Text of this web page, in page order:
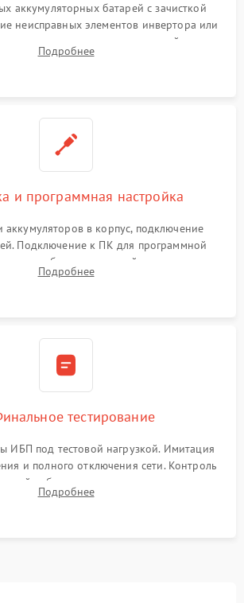
аккумуляторных батарей с зачисткой
неисправных элементов инвертора или
и монтаж новых радиодеталей.
поврежденных токоведущих дорожек и
Подробнее
и программная настройка
аккумуляторов в корпус, подключение
Подключение к ПК для программной
батареи, настройки порогов
AVR и сброса счетчиков старения АКБ.
Подробнее
тестирование
ИБП под тестовой нагрузкой. Имитация
и полного отключения сети. Контроль
работы, температурного режима и
формы выходного сигнала.
Подробнее